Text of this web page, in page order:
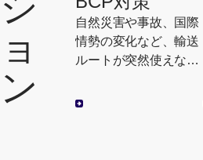
ョ
ン
自然災害や事故、国際
情勢の変化など、輸送
ルートが突然使えなく
ています。NXは、ト